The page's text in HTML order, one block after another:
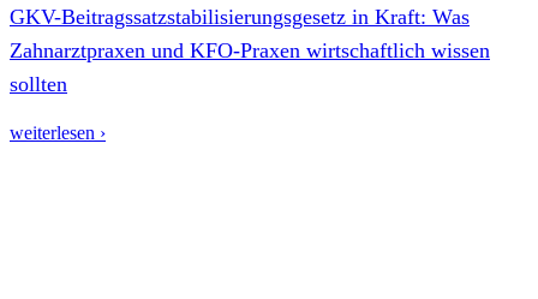
GKV-Beitragssatzstabilisierungsgesetz in Kraft: Was
Zahnarztpraxen und KFO-Praxen wirtschaftlich wissen
sollten
weiterlesen ›